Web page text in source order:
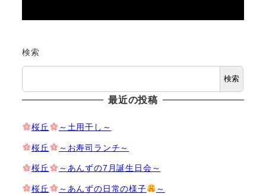
検索
検索
最近の投稿
桜丘 ～土用干し～
桜丘 ～お寿司ランチ～
桜丘 ～あんずの7月誕生日会～
桜丘 ～あんずの日常の様子 ～